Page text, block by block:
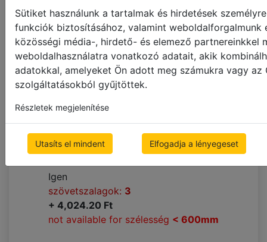
Sütiket használunk a tartalmak és hirdetések
funkciók biztosításához, valamint weboldalforgalmunk
közösségi média-, hirdető- és elemező partnereinkkel
weboldalhasználatra vonatkozó adatait, akik
adatokkal, amelyeket Ön adott meg számukra vagy az
szolgáltatásokból gyűjtöttek.
Részletek megjelenítése
Utasíts el mindent Elfogadja a lényegeset
+10%
mist wave
+10%
clay wave
szövetszalagok:2
Igen
szövetszalagok: 3
+ 4,024.20 Ft
not available for szélesség < 600mm